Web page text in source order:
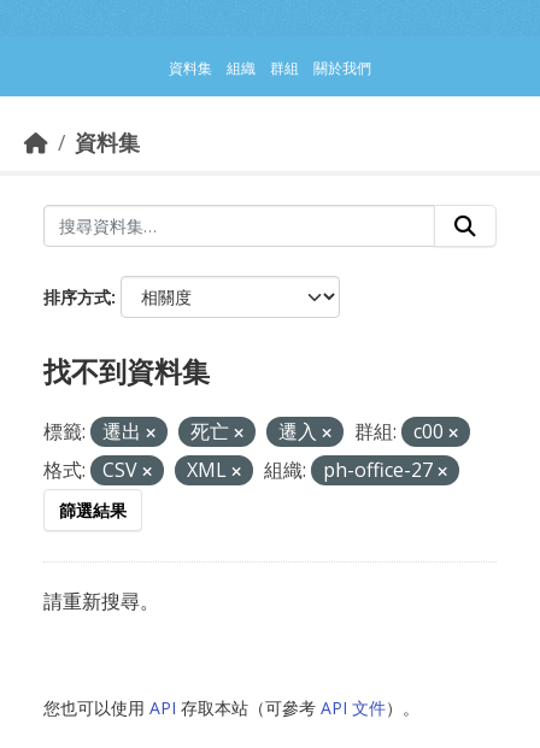
資料集 組織 群組 關於我們
資料集
排序方式
找不到資料集
標籤: 遷出 死亡 遷入 群組:
c00
格式:
CSV XML 組織: ph-office-27
篩選結果
請重新搜尋。
您也可以使用 API 存取本站（可參考 API 文件）。